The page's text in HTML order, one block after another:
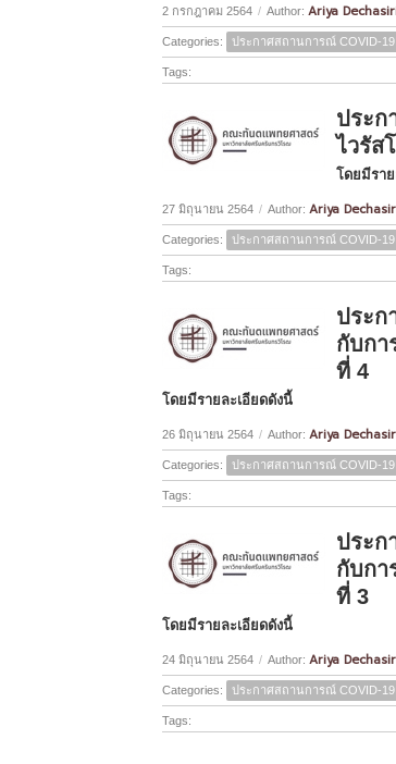
2 กรกฎาคม 2564 / Author: Ariya
Categories: ประกาศสถานการณ์ COVID-19
Tags:
ประก
ไวรัส
โดยมีรา
27 มิถุนายน 2564 / Author: Ariya
Categories: ประกาศสถานการณ์ COVID-19
Tags:
ประก
กับกา
ที่ 4
โดยมีรายละเอียดดังนี้
26 มิถุนายน 2564 / Author: Ariya
Categories: ประกาศสถานการณ์ COVID-19
Tags:
ประก
กับกา
ที่ 3
โดยมีรายละเอียดดังนี้
24 มิถุนายน 2564 / Author: Ariya
Categories: ประกาศสถานการณ์ COVID-19
Tags: